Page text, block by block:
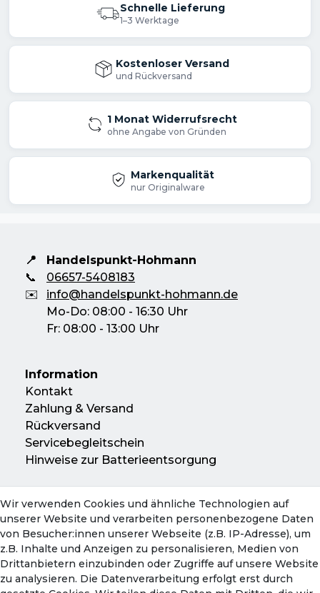
Schnelle Lieferung
1–3 Werktage
Kostenloser Versand
und Rückversand
1 Monat Widerrufsrecht
ohne Angabe von Gründen
Markenqualität
nur Originalware
📍
Handelspunkt-Hohmann
📞
06657-5408183
✉️
info@handelspunkt-hohmann.de
Mo-Do: 08:00 - 16:30 Uhr
Fr: 08:00 - 13:00 Uhr
Information
Kontakt
Zahlung & Versand
Rückversand
Servicebegleitschein
Hinweise zur Batterieentsorgung
Konto
Mein Konto
Warenkorb
Wir verwenden Cookies und ähnliche Technologien auf
unserer Website und verarbeiten personenbezogene Daten
von Besucher:innen unserer Webseite (z.B. IP-Adresse), um
z.B. Inhalte und Anzeigen zu personalisieren, Medien von
Drittanbietern einzubinden oder Zugriffe auf unsere Website
zu analysieren. Die Datenverarbeitung erfolgt erst durch